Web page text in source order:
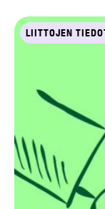
LIITTOJEN